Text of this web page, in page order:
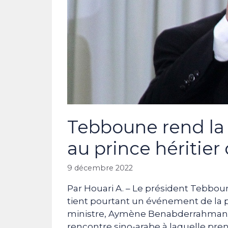
Tebboune rend
au prince héritier
9 décembre 2022
Par Houari A. – Le président
tient pourtant un événement de la
ministre, Aymène